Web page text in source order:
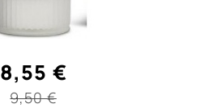
8,55 €
9,50 €